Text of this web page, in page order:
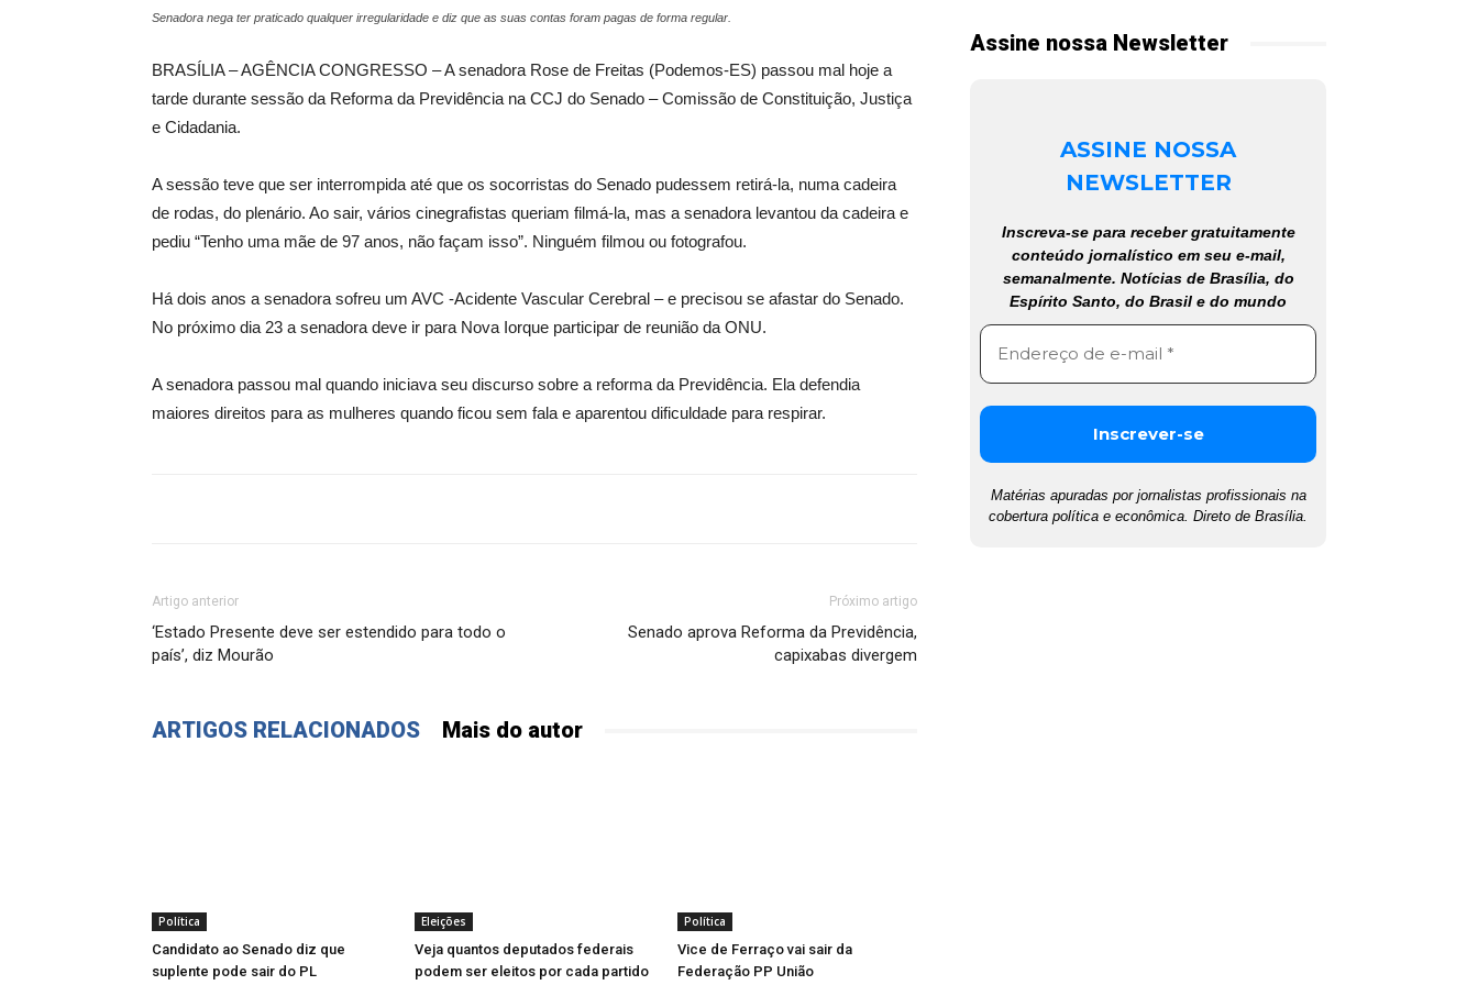
Senadora nega ter praticado qualquer irregularidade e diz que as suas contas foram pagas de forma regular.
BRASÍLIA – AGÊNCIA CONGRESSO – A senadora Rose de Freitas (Podemos-ES) passou mal hoje a
tarde durante sessão da Reforma da Previdência na CCJ do Senado – Comissão de Constituição, Justiça
e Cidadania.
A sessão teve que ser interrompida até que os socorristas do Senado pudessem retirá-la, numa cadeira
de rodas, do plenário. Ao sair, vários cinegrafistas queriam filmá-la, mas a senadora levantou da cadeira e
pediu “Tenho uma mãe de 97 anos, não façam isso”. Ninguém filmou ou fotografou.
Há dois anos a senadora sofreu um AVC -Acidente Vascular Cerebral – e precisou se afastar do Senado.
No próximo dia 23 a senadora deve ir para Nova Iorque participar de reunião da ONU.
A senadora passou mal quando iniciava seu discurso sobre a reforma da Previdência. Ela defendia
maiores direitos para as mulheres quando ficou sem fala e aparentou dificuldade para respirar.
Artigo anterior
‘Estado Presente deve ser estendido para todo o
país’, diz Mourão
Próximo artigo
Senado aprova Reforma da Previdência,
capixabas divergem
ARTIGOS RELACIONADOS Mais do autor
Política
Candidato ao Senado diz que
suplente pode sair do PL
Eleições
Veja quantos deputados federais
podem ser eleitos por cada partido
Política
Vice de Ferraço vai sair da
Federação PP União
Assine nossa Newsletter
ASSINE NOSSA
NEWSLETTER
Inscreva-se para receber gratuitamente
conteúdo jornalístico em seu e-mail,
semanalmente. Notícias de Brasília, do
Espírito Santo, do Brasil e do mundo
Matérias apuradas por jornalistas profissionais na
cobertura política e econômica. Direto de Brasília.